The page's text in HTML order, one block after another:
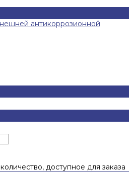
антикоррозионной
доступное для заказа